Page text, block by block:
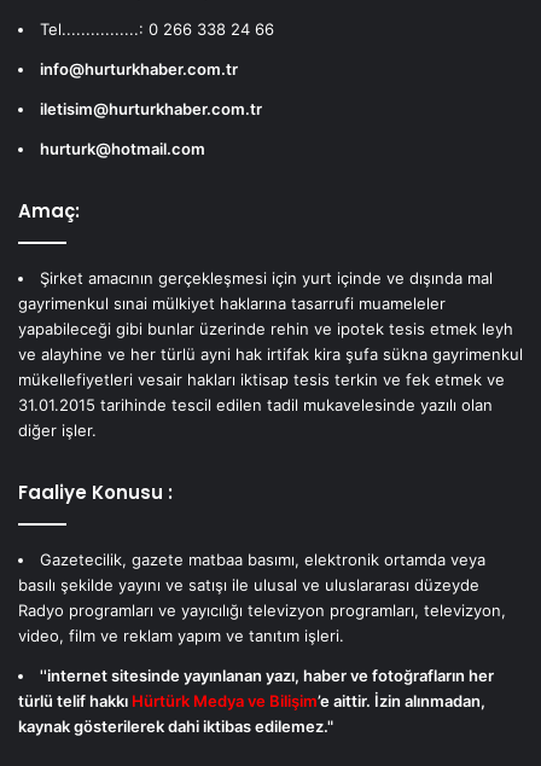
Tel................: 0 266 338 24 66
info@hurturkhaber.com.tr
iletisim@hurturkhaber.com.tr
hurturk@hotmail.com
Amaç:
Şirket amacının gerçekleşmesi için yurt içinde ve dışında mal
gayrimenkul sınai mülkiyet haklarına tasarrufi muameleler
yapabileceği gibi bunlar üzerinde rehin ve ipotek tesis etmek leyh
ve alayhine ve her türlü ayni hak irtifak kira şufa sükna gayrimenkul
mükellefiyetleri vesair hakları iktisap tesis terkin ve fek etmek ve
31.01.2015 tarihinde tescil edilen tadil mukavelesinde yazılı olan
diğer işler.
Faaliye Konusu :
Gazetecilik, gazete matbaa basımı, elektronik ortamda veya
basılı şekilde yayını ve satışı ile ulusal ve uluslararası düzeyde
Radyo programları ve yayıcılığı televizyon programları, televizyon,
video, film ve reklam yapım ve tanıtım işleri.
''internet sitesinde yayınlanan yazı, haber ve fotoğrafların her
türlü telif hakkı Hürtürk Medya ve Bilişim’e aittir. İzin alınmadan,
kaynak gösterilerek dahi iktibas edilemez."